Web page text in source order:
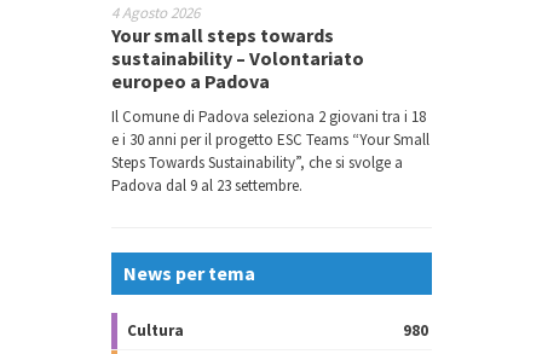
4 Agosto 2026
Your small steps towards
sustainability – Volontariato
europeo a Padova
Il Comune di Padova seleziona 2 giovani tra i 18
e i 30 anni per il progetto ESC Teams “Your Small
Steps Towards Sustainability”, che si svolge a
Padova dal 9 al 23 settembre.
News per tema
Cultura
980